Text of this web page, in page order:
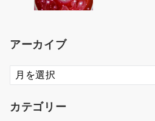
アーカイブ
ア
ー
イ
カテゴリー